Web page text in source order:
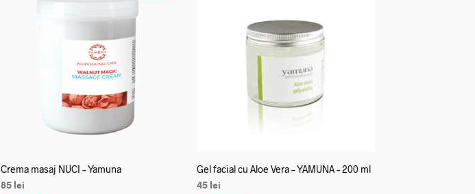
Crema masaj NUCI – Yamuna
85 lei
Gel facial cu Aloe Vera – YAMUNA – 200 ml
45 lei